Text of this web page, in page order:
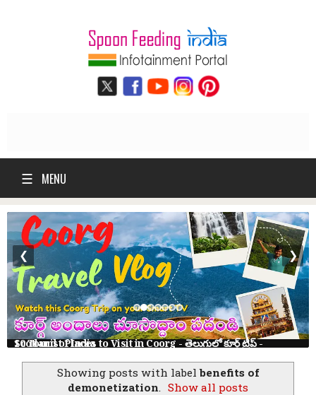
☰ MENU
10 Tourist Places to Visit in Coorg - తెలుగులో కూర్గ్ ట్రిప్ - Scotland of India
❮ ❯
Showing posts with labelbenefits of
demonetization. Show all posts